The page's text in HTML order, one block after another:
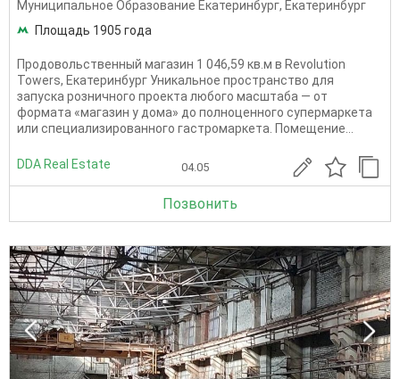
Муниципальное Образование Екатеринбург, Екатеринбург
Площадь 1905 года
Продовольственный магазин 1 046,59 кв.м в Revolution
Towers, Екатеринбург Уникальное пространство для
запуска розничного проекта любого масштаба — от
формата «магазин у дома» до полноценного супермаркета
или специализированного гастромаркета. Помещение...
DDA Real Estate 04.05
Позвонить